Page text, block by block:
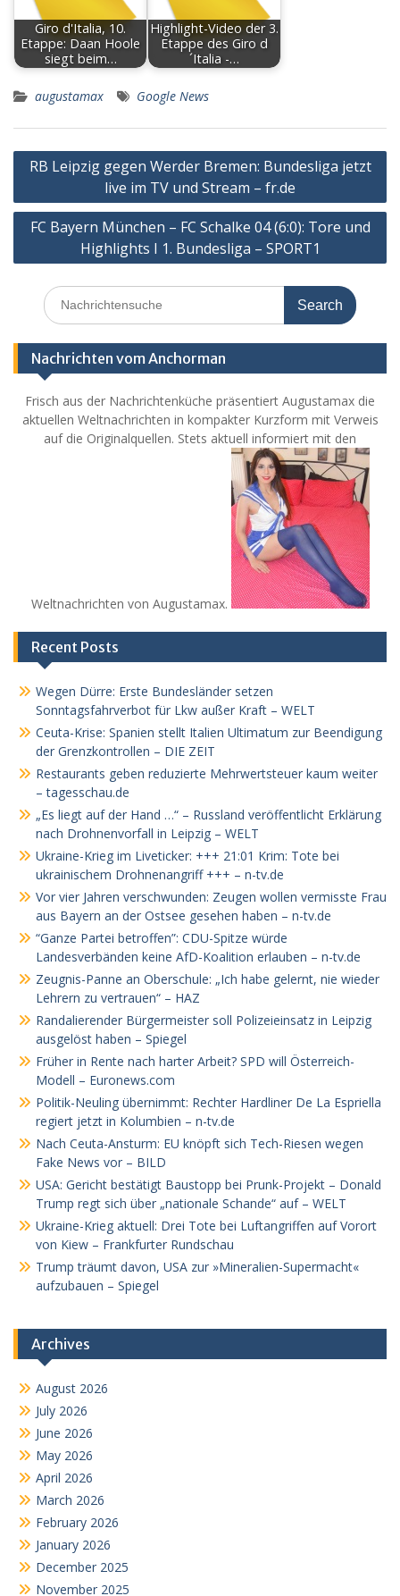
Giro d'Italia, 10.
Etappe: Daan Hoole
siegt beim…
Highlight-Video der 3.
Etappe des Giro d
´Italia -…
augustamax Google News
Post
navigation
RB Leipzig gegen Werder Bremen: Bundesliga jetzt
live im TV und Stream – fr.de
FC Bayern München – FC Schalke 04 (6:0): Tore und
Highlights I 1. Bundesliga – SPORT1
Search
for:
Nachrichten vom Anchorman
Frisch aus der Nachrichtenküche präsentiert Augustamax die
aktuellen Weltnachrichten in kompakter Kurzform mit Verweis
auf die Originalquellen. Stets aktuell informiert mit den
Weltnachrichten von Augustamax.
Recent Posts
Wegen Dürre: Erste Bundesländer setzen
Sonntagsfahrverbot für Lkw außer Kraft – WELT
Ceuta-Krise: Spanien stellt Italien Ultimatum zur Beendigung
der Grenzkontrollen – DIE ZEIT
Restaurants geben reduzierte Mehrwertsteuer kaum weiter
– tagesschau.de
„Es liegt auf der Hand …“ – Russland veröffentlicht Erklärung
nach Drohnenvorfall in Leipzig – WELT
Ukraine-Krieg im Liveticker: +++ 21:01 Krim: Tote bei
ukrainischem Drohnenangriff +++ – n-tv.de
Vor vier Jahren verschwunden: Zeugen wollen vermisste Frau
aus Bayern an der Ostsee gesehen haben – n-tv.de
“Ganze Partei betroffen”: CDU-Spitze würde
Landesverbänden keine AfD-Koalition erlauben – n-tv.de
Zeugnis-Panne an Oberschule: „Ich habe gelernt, nie wieder
Lehrern zu vertrauen“ – HAZ
Randalierender Bürgermeister soll Polizeieinsatz in Leipzig
ausgelöst haben – Spiegel
Früher in Rente nach harter Arbeit? SPD will Österreich-
Modell – Euronews.com
Politik-Neuling übernimmt: Rechter Hardliner De La Espriella
regiert jetzt in Kolumbien – n-tv.de
Nach Ceuta-Ansturm: EU knöpft sich Tech-Riesen wegen
Fake News vor – BILD
USA: Gericht bestätigt Baustopp bei Prunk-Projekt – Donald
Trump regt sich über „nationale Schande“ auf – WELT
Ukraine-Krieg aktuell: Drei Tote bei Luftangriffen auf Vorort
von Kiew – Frankfurter Rundschau
Trump träumt davon, USA zur »Mineralien-Supermacht«
aufzubauen – Spiegel
Archives
August 2026
July 2026
June 2026
May 2026
April 2026
March 2026
February 2026
January 2026
December 2025
November 2025